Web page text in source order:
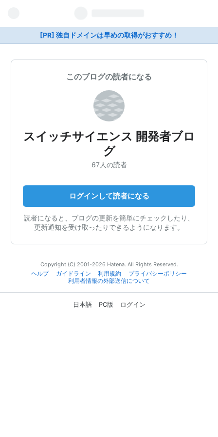
[PR] 独自ドメインは早めの取得がおすすめ！
このブログの読者になる
スイッチサイエンス 開発者ブロ
グ
67人の読者
ログインして読者になる
読者になると、ブログの更新を簡単にチェックしたり、
更新通知を受け取ったりできるようになります。
Copyright (C) 2001-2026 Hatena. All Rights Reserved.
ヘルプ
ガイドライン 利用規約
プライバシーポリシー
利用者情報の外部送信について
日本語 PC版 ログイン